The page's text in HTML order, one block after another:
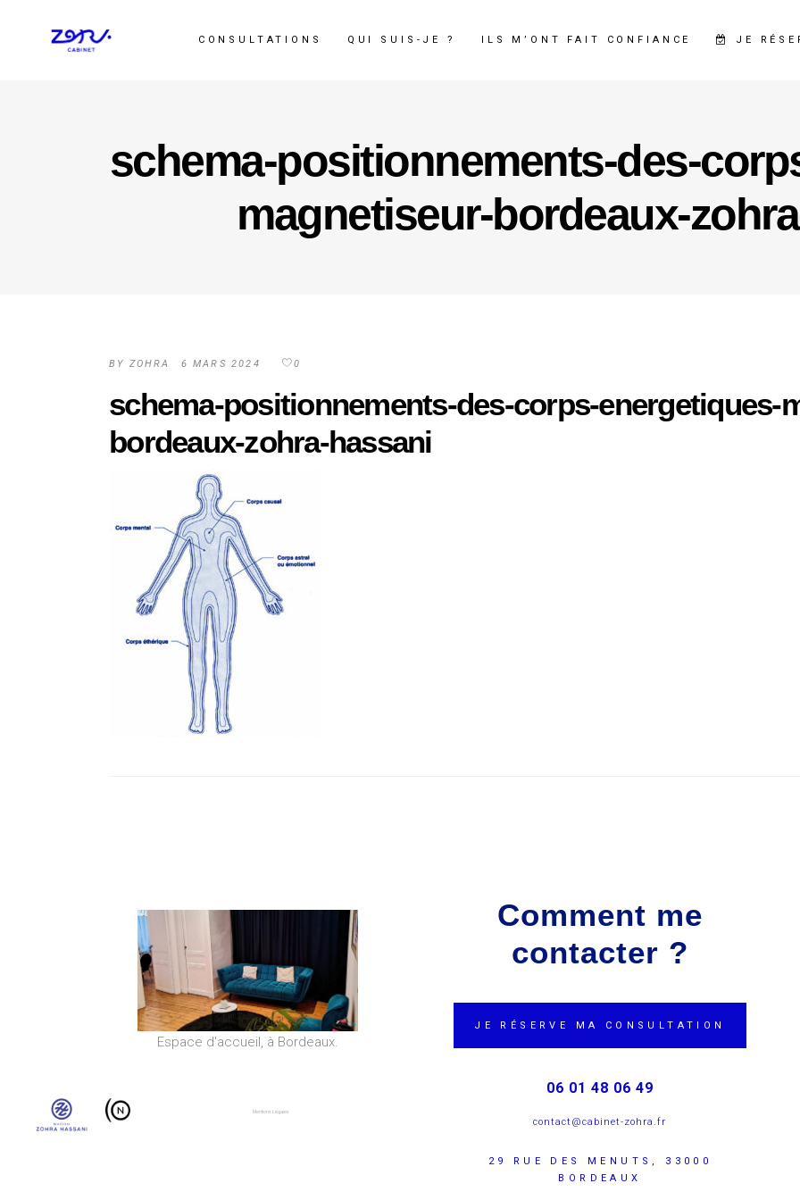
CONSULTATIONS QUI SUIS-JE ? ILS M’ONT FAIT CONFIANCE JE
schema-positionnements-des-
magnetiseur-bordeaux-
BY ZOHRA 6 MARS 2024 0
schema-positionnements-des-corps-energetiques-
bordeaux-zohra-hassani
Espace d'accueil, à Bordeaux.
Mentions Légales
Comment me
contacter ?
JE RÉSERVE MA CONSULTATION
06 01 48 06 49
contact@cabinet-zohra.fr
29 RUE DES MENUTS, 33000
BORDEAUX